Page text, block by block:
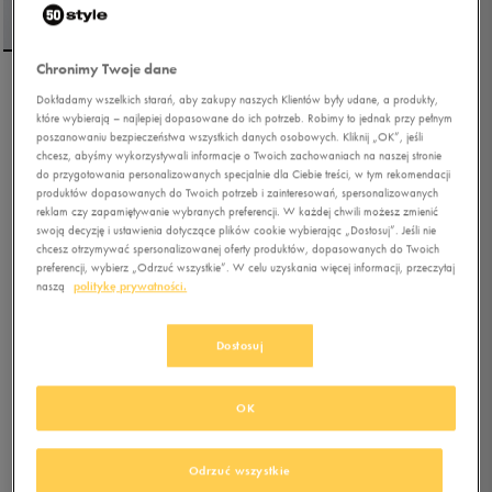
ADIDAS BLUZA
ROZPINANA M 3S FL 1/4
0.0 (0 )
149,99złz Vat
+ 750 PKT W KLUBIE 50 STYLE
Chronimy Twoje dane
Dokładamy wszelkich starań, aby zakupy naszych Klientów były udane, a produkty,
które wybierają – najlepiej dopasowane do ich potrzeb. Robimy to jednak przy pełnym
poszanowaniu bezpieczeństwa wszystkich danych osobowych. Kliknij „OK”, jeśli
chcesz, abyśmy wykorzystywali informacje o Twoich zachowaniach na naszej stronie
do przygotowania personalizowanych specjalnie dla Ciebie treści, w tym rekomendacji
produktów dopasowanych do Twoich potrzeb i zainteresowań, spersonalizowanych
reklam czy zapamiętywanie wybranych preferencji. W każdej chwili możesz zmienić
swoją decyzję i ustawienia dotyczące plików cookie wybierając „Dostosuj”. Jeśli nie
chcesz otrzymywać spersonalizowanej oferty produktów, dopasowanych do Twoich
preferencji, wybierz „Odrzuć wszystkie”. W celu uzyskania więcej informacji, przeczytaj
naszą
politykę prywatności.
Dostosuj
Odrzuć wszystkie
OK